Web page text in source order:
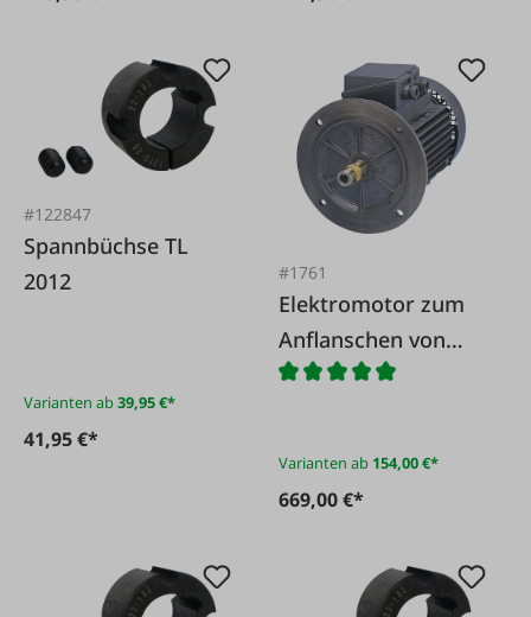
#122847
Spannbüchse TL
2012
Varianten ab39,95 €*
41,95 €*
#1761
Elektromotor zum
Anflanschen von
Hydraulikpumpen
Varianten ab 154,00 €*
669,00 €*